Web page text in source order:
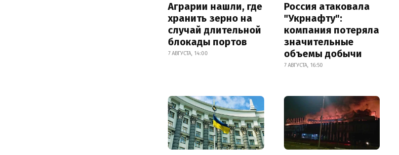
Аграрии нашли, где
хранить зерно на
случай длительной
блокады портов
7 АВГУСТА, 14:00
Россия атаковала
"Укрнафту":
компания потеряла
значительные
объемы добычи
7 АВГУСТА, 16:50